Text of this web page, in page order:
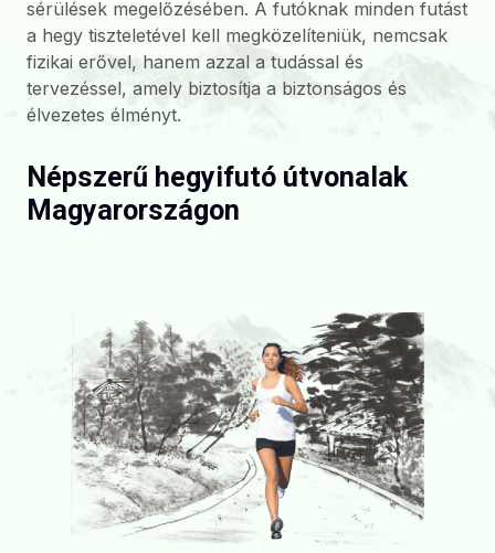
sérülések megelőzésében. A futóknak minden futást
a hegy tiszteletével kell megközelíteniük, nemcsak
fizikai erővel, hanem azzal a tudással és
tervezéssel, amely biztosítja a biztonságos és
élvezetes élményt.
Népszerű hegyifutó útvonalak
Magyarországon